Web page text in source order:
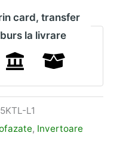
card, transfer
la livrare
L1
, Invertoare